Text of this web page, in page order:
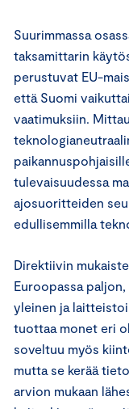
Suurimmassa
taksamittarin
perustuvat EU-
että Suomi
vaatimuksiin.
tulevaisuudessa
ajosuoritteiden
edullisemmilla
Direktiivin
Euroopassa
yleinen ja
tuottaa monet eri
soveltuu myös
mutta se kerää
arvion mukaan